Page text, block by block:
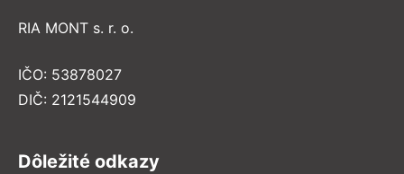
RIA MONT s. r. o.
IČO: 53878027
DIČ: 2121544909
Dôležité odkazy